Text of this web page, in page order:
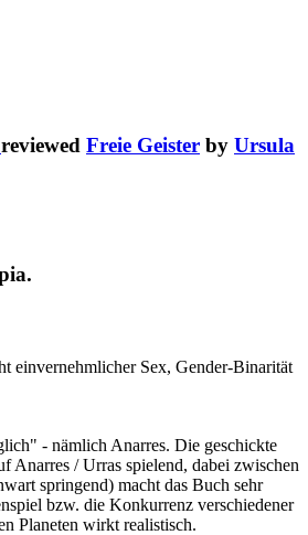
reviewed Freie Geister by Ursula
einvernehmlicher Sex, Gender-Binarität
- nämlich Anarres. Die geschickte
Anarres / Urras spielend, dabei zwischen
springend) macht das Buch sehr
bzw. die Konkurrenz verschiedener
Planeten wirkt realistisch.